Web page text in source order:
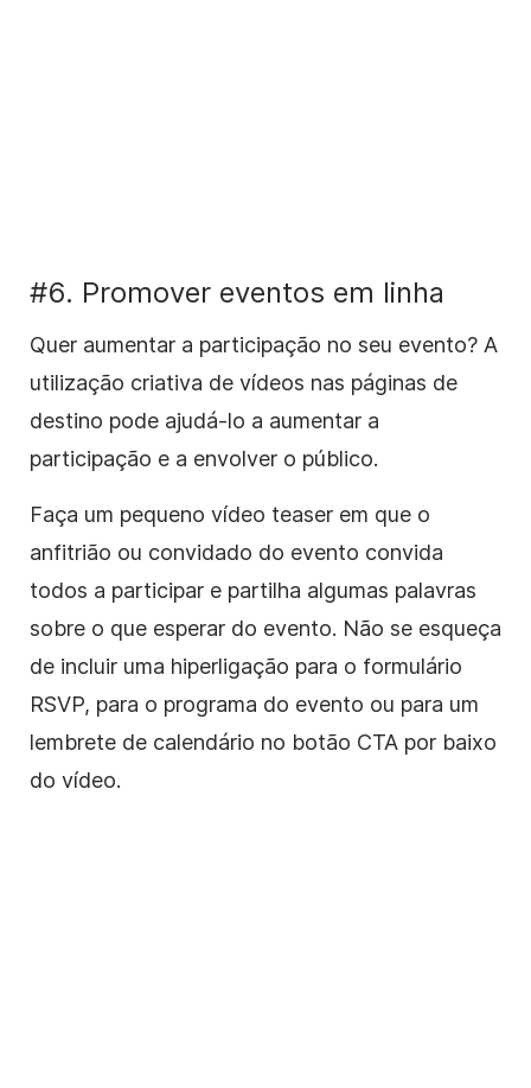
#6. Promover eventos em linha
Quer aumentar a participação no seu evento? A
utilização criativa de vídeos nas páginas de
destino pode ajudá-lo a aumentar a
participação e a envolver o público.
Faça um pequeno vídeo teaser em que o
anfitrião ou convidado do evento convida
todos a participar e partilha algumas palavras
sobre o que esperar do evento. Não se esqueça
de incluir uma hiperligação para o formulário
RSVP, para o programa do evento ou para um
lembrete de calendário no botão CTA por baixo
do vídeo.